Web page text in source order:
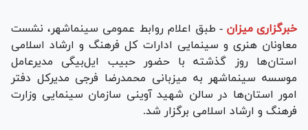
خبرگزاری میزان - طبق اعلام روابط عمومی سینماشهر، نشست
معاونان هنری و سینمایی ادارات کل فرهنگ و ارشاد اسلامی
استان‌ها روز گذشته با حضور حبیب ایل‌بیگی مدیرعامل
موسسه سینماشهر به میزبانی محمدرضا فرجی مدیرکل دفتر
امور استان‌ها در سالن شهید آوینی سازمان سینمایی وزارت
فرهنگ و ارشاد اسلامی برگزار شد.